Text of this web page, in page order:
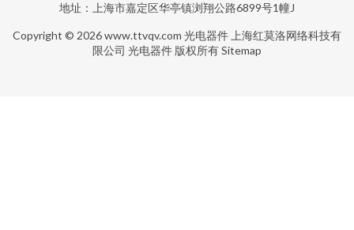
地址：上海市嘉定区华亭镇浏翔公路6899号1幢J
Copyright © 2026www.ttvqv.com 光电器件 上海红莫洛网络科技有
限公司 光电器件 版权所有Sitemap